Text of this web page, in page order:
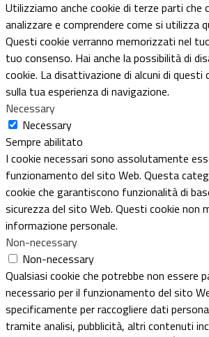
Utilizziamo anche cookie di terze parti che
analizzare e comprendere come si utilizza
Questi cookie verranno memorizzati nel
tuo consenso. Hai anche la possibilità di
cookie. La disattivazione di alcuni di questi
sulla tua esperienza di navigazione.
Necessary
Necessary
Sempre abilitato
I cookie necessari sono assolutamente
funzionamento del sito Web. Questa
cookie che garantiscono funzionalità di
sicurezza del sito Web. Questi cookie non
informazione personale.
Non-necessary
Non-necessary
Qualsiasi cookie che potrebbe non essere
necessario per il funzionamento del sito
specificamente per raccogliere dati
tramite analisi, pubblicità, altri contenuti